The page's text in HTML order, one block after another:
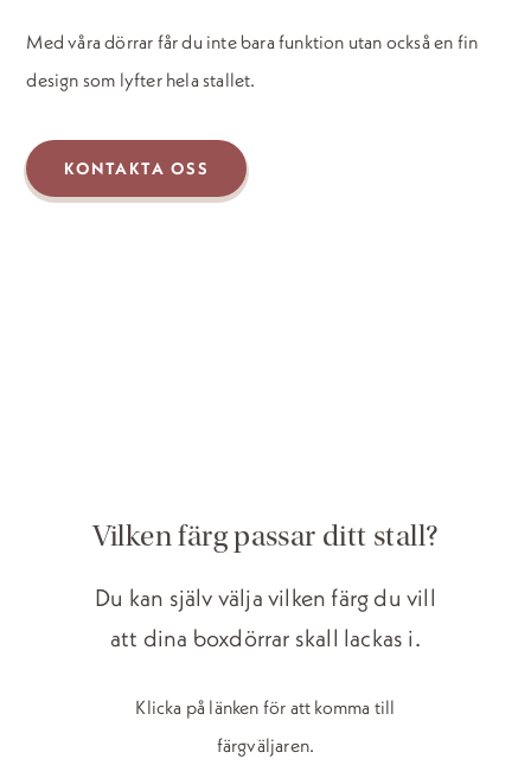
Med våra dörrar får du inte bara funktion utan också en fin
design som lyfter hela stallet.
KONTAKTA OSS
Vilken färg passar ditt stall?
Du kan själv välja vilken färg du vill
att dina boxdörrar skall lackas i.
Klicka på länken för att komma till
färgväljaren.